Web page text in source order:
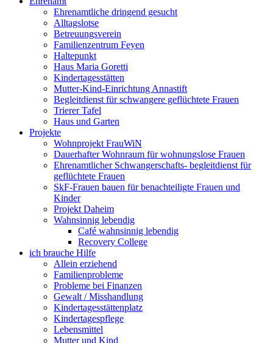
Ehrenamtliche dringend gesucht
Alltagslotse
Betreuungsverein
Familienzentrum Feyen
Haltepunkt
Haus Maria Goretti
Kindertagesstätten
Mutter-Kind-Einrichtung Annastift
Begleitdienst für schwangere geflüchtete Frauen
Trierer Tafel
Haus und Garten
Projekte
Wohnprojekt FrauWiN
Dauerhafter Wohnraum für wohnungslose Frauen
Ehrenamtlicher Schwangerschafts- begleitdienst für
geflüchtete Frauen
SkF-Frauen bauen für benachteiligte Frauen und
Kinder
Projekt Daheim
Wahnsinnig lebendig
Café wahnsinnig lebendig
Recovery College
ich brauche Hilfe
Allein erziehend
Familienprobleme
Probleme bei Finanzen
Gewalt / Misshandlung
Kindertagesstättenplatz
Kindertagespflege
Lebensmittel
Mutter und Kind